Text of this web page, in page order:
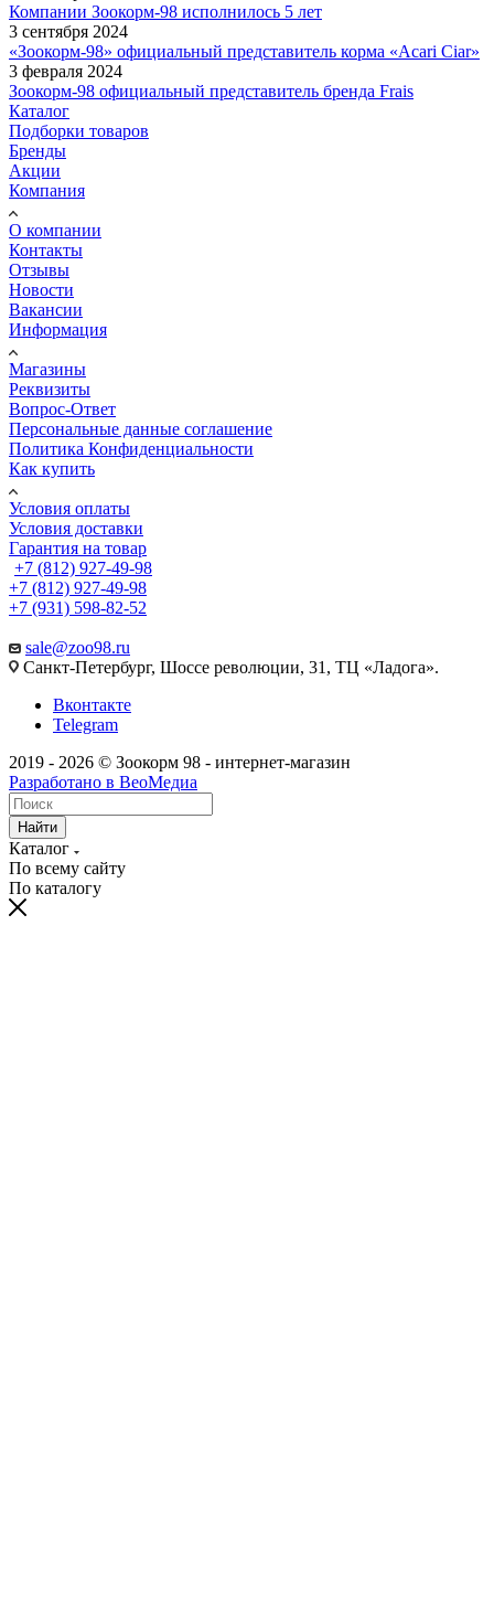
Компании Зоокорм-98 исполнилось 5 лет
3 сентября 2024
«Зоокорм-98» официальный представитель корма «Acari Ciar»
3 февраля 2024
Зоокорм-98 официальный представитель бренда Frais
Каталог
Подборки товаров
Бренды
Акции
Компания
О компании
Контакты
Отзывы
Новости
Вакансии
Информация
Магазины
Реквизиты
Вопрос-Ответ
Персональные данные соглашение
Политика Конфиденциальности
Как купить
Условия оплаты
Условия доставки
Гарантия на товар
+7 (812) 927-49-98
+7 (812) 927-49-98
+7 (931) 598-82-52
sale@zoo98.ru
Санкт-Петербург, Шоссе революции, 31, ТЦ «Ладога».
Вконтакте
Telegram
2019 - 2026 © Зоокорм 98 - интернет-магазин
Разработано в ВеоМедиа
Найти
Каталог
По всему сайту
По каталогу